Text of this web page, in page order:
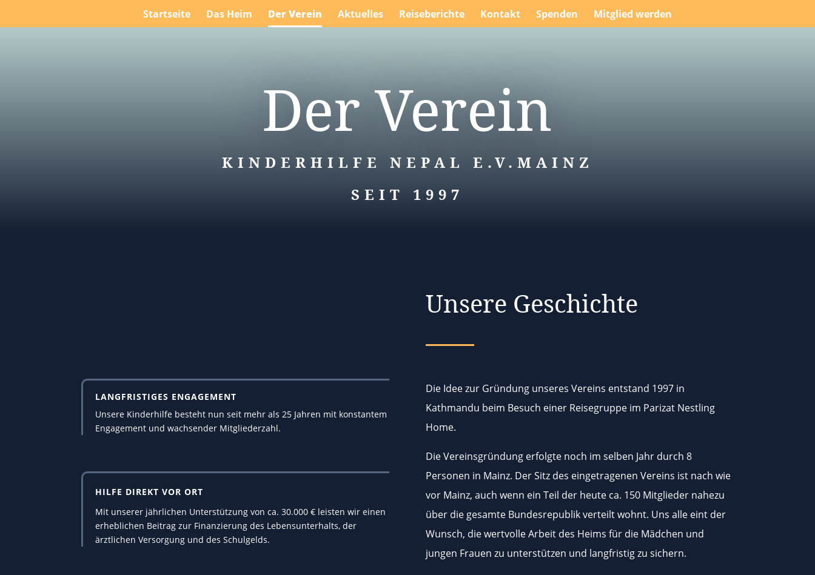
Startseite Das Heim Der Verein Aktuelles Reiseberichte Kontakt Spenden Mitglied werden
Der Verein
KINDERHILFE NEPAL E.V.MAINZ
SEIT 1997
Unsere Geschichte
LANGFRISTIGES ENGAGEMENT
Unsere Kinderhilfe besteht nun seit mehr als 25 Jahren mit konstantem
Engagement und wachsender Mitgliederzahl.
HILFE DIREKT VOR ORT
Mit unserer jährlichen Unterstützung von ca. 30.000 € leisten wir einen
erheblichen Beitrag zur Finanzierung des Lebensunterhalts, der
ärztlichen Versorgung und des Schulgelds.
Die Idee zur Gründung unseres Vereins entstand 1997 in
Kathmandu beim Besuch einer Reisegruppe im Parizat Nestling
Home.
Die Vereinsgründung erfolgte noch im selben Jahr durch 8
Personen in Mainz. Der Sitz des eingetragenen Vereins ist nach wie
vor Mainz, auch wenn ein Teil der heute ca. 150 Mitglieder nahezu
über die gesamte Bundesrepublik verteilt wohnt. Uns alle eint der
Wunsch, die wertvolle Arbeit des Heims für die Mädchen und
jungen Frauen zu unterstützen und langfristig zu sichern.